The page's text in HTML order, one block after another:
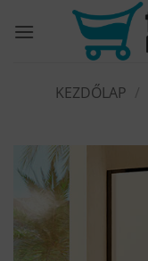
KEZDŐLAP